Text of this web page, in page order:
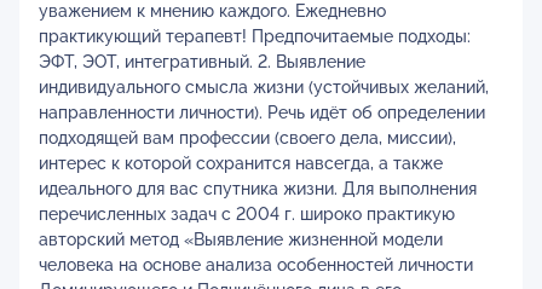
уважением к мнению каждого. Ежедневно
практикующий терапевт! Предпочитаемые подходы:
ЭФТ, ЭОТ, интегративный. 2. Выявление
индивидуального смысла жизни (устойчивых желаний,
направленности личности). Речь идёт об определении
подходящей вам профессии (своего дела, миссии),
интерес к которой сохранится навсегда, а также
идеального для вас спутника жизни. Для выполнения
перечисленных задач с 2004 г. широко практикую
авторский метод «Выявление жизненной модели
человека на основе анализа особенностей личности